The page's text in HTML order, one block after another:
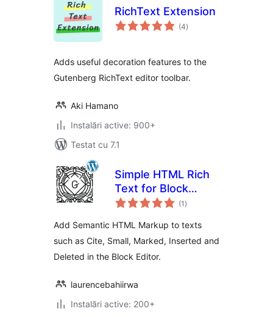
RichText Extension
(4total
aprecieri
)
Adds useful decoration features to the
Gutenberg RichText editor toolbar.
Aki Hamano
Instalări active: 900+
Testat cu 7.1
Simple HTML Rich
Text for Block
Editor
(1 total
aprecieri
)
Add Semantic HTML Markup to texts
such as Cite, Small, Marked, Inserted and
Deleted in the Block Editor.
laurencebahiirwa
Instalări active: 200+